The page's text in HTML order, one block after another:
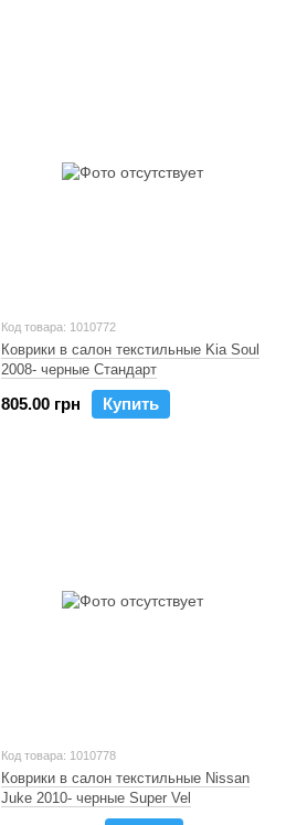
Код товара: 1010772
Коврики в салон текстильные Kia Soul
2008- черные Стандарт
805.00 грн Купить
Код товара: 1010778
Коврики в салон текстильные Nissan
Juke 2010- черные Super Vel